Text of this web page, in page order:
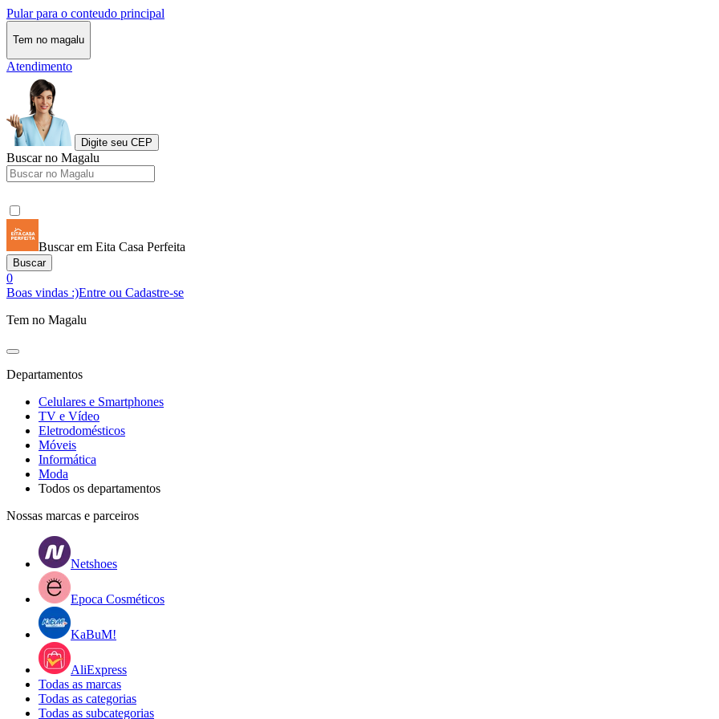
Pular para o conteudo principal
Tem no magalu
Atendimento
Digite seu CEP
Buscar no Magalu
Buscar em Eita Casa Perfeita
Buscar
0
Boas vindas :)Entre ou Cadastre-se
Tem no Magalu
Departamentos
Celulares e Smartphones
TV e Vídeo
Eletrodomésticos
Móveis
Informática
Moda
Todos os departamentos
Nossas marcas e parceiros
Netshoes
Epoca Cosméticos
KaBuM!
AliExpress
Todas as marcas
Todas as categorias
Todas as subcategorias